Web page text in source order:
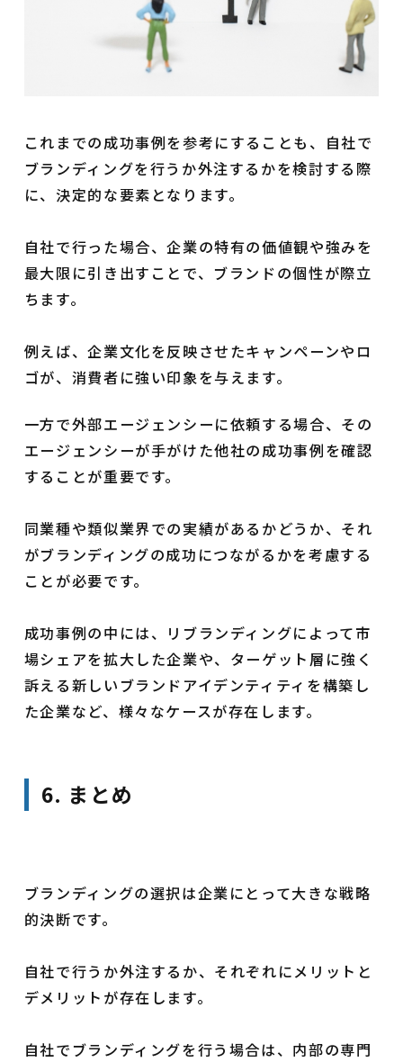
これまでの成功事例を参考にすることも、自社で
ブランディングを行うか外注するかを検討する際
に、決定的な要素となります。
自社で行った場合、企業の特有の価値観や強みを
最大限に引き出すことで、ブランドの個性が際立
ちます。
例えば、企業文化を反映させたキャンペーンやロ
ゴが、消費者に強い印象を与えます。
一方で外部エージェンシーに依頼する場合、その
エージェンシーが手がけた他社の成功事例を確認
することが重要です。
同業種や類似業界での実績があるかどうか、それ
がブランディングの成功につながるかを考慮する
ことが必要です。
成功事例の中には、リブランディングによって市
場シェアを拡大した企業や、ターゲット層に強く
訴える新しいブランドアイデンティティを構築し
た企業など、様々なケースが存在します。
6. まとめ
ブランディングの選択は企業にとって大きな戦略
的決断です。
自社で行うか外注するか、それぞれにメリットと
デメリットが存在します。
自社でブランディングを行う場合は、内部の専門